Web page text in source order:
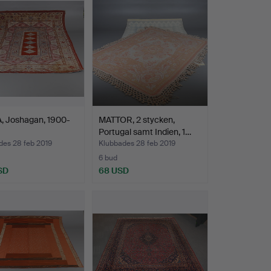
Joshagan, 1900-
28 feb 2019
MATTOR, 2 stycken,
Portugal samt Indien, 1…
Klubbades 28 feb 2019
6 bud
68 USD